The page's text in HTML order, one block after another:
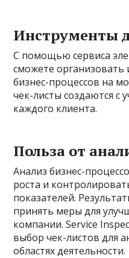
Инструменты
С помощью сервиса
сможете организовать
бизнес-процессов на
чек-листы создаются с
каждого клиента.
Польза от
Анализ бизнес-
роста и
показателей.
принять меры для
компании. Service
выбор чек-листов для
областях деятельности.